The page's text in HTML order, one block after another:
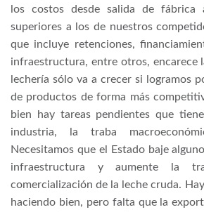
los costos desde salida de
superiores a los de nuestros
que incluye retenciones,
infraestructura, entre otros, encarece
lechería sólo va a crecer si logramos
de productos de forma más
bien hay tareas pendientes que
industria, la traba
Necesitamos que el Estado baje
infraestructura y aumente la
comercialización de la leche cruda.
haciendo bien, pero falta que la